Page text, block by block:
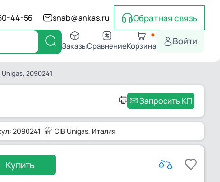
44-56 snab@ankas.ru Обратная связь
ЗаказыСравнениеКорзина Войти
2090241
Запросить КП
2090241 CIB Unigas, Италия
Купить